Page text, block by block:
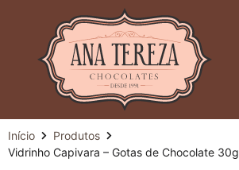
Início
Produtos
Vidrinho Capivara – Gotas de Chocolate 30g